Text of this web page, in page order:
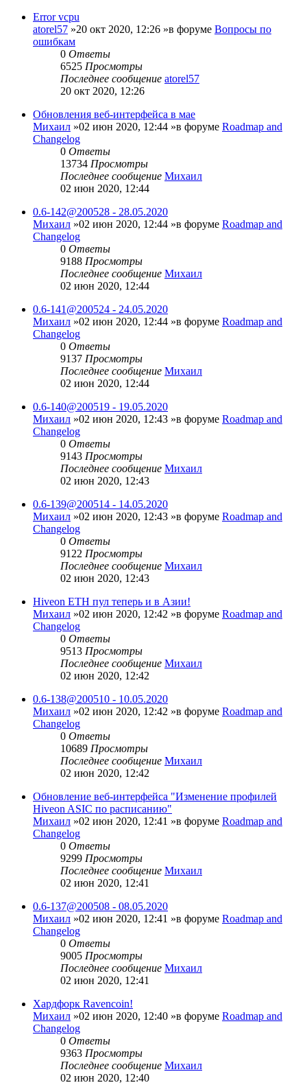
Error vcpu
atorel57 »20 окт 2020, 12:26 »в форуме Вопросы по
ошибкам
0 Ответы
6525 Просмотры
Последнее сообщение atorel57
20 окт 2020, 12:26
Обновления веб-интерфейса в мае
Михаил »02 июн 2020, 12:44 »в форуме Roadmap and
Changelog
0 Ответы
13734 Просмотры
Последнее сообщение Михаил
02 июн 2020, 12:44
0.6-142@200528 - 28.05.2020
Михаил »02 июн 2020, 12:44 »в форуме Roadmap and
Changelog
0 Ответы
9188 Просмотры
Последнее сообщение Михаил
02 июн 2020, 12:44
0.6-141@200524 - 24.05.2020
Михаил »02 июн 2020, 12:44 »в форуме Roadmap and
Changelog
0 Ответы
9137 Просмотры
Последнее сообщение Михаил
02 июн 2020, 12:44
0.6-140@200519 - 19.05.2020
Михаил »02 июн 2020, 12:43 »в форуме Roadmap and
Changelog
0 Ответы
9143 Просмотры
Последнее сообщение Михаил
02 июн 2020, 12:43
0.6-139@200514 - 14.05.2020
Михаил »02 июн 2020, 12:43 »в форуме Roadmap and
Changelog
0 Ответы
9122 Просмотры
Последнее сообщение Михаил
02 июн 2020, 12:43
Hiveon ETH пул теперь и в Азии!
Михаил »02 июн 2020, 12:42 »в форуме Roadmap and
Changelog
0 Ответы
9513 Просмотры
Последнее сообщение Михаил
02 июн 2020, 12:42
0.6-138@200510 - 10.05.2020
Михаил »02 июн 2020, 12:42 »в форуме Roadmap and
Changelog
0 Ответы
10689 Просмотры
Последнее сообщение Михаил
02 июн 2020, 12:42
Обновление веб-интерфейса "Изменение профилей
Hiveon ASIC по расписанию"
Михаил »02 июн 2020, 12:41 »в форуме Roadmap and
Changelog
0 Ответы
9299 Просмотры
Последнее сообщение Михаил
02 июн 2020, 12:41
0.6-137@200508 - 08.05.2020
Михаил »02 июн 2020, 12:41 »в форуме Roadmap and
Changelog
0 Ответы
9005 Просмотры
Последнее сообщение Михаил
02 июн 2020, 12:41
Хардфорк Ravencoin!
Михаил »02 июн 2020, 12:40 »в форуме Roadmap and
Changelog
0 Ответы
9363 Просмотры
Последнее сообщение Михаил
02 июн 2020, 12:40